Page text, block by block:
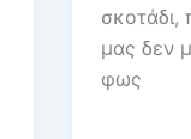
σκοτάδι,
μας δεν
φως